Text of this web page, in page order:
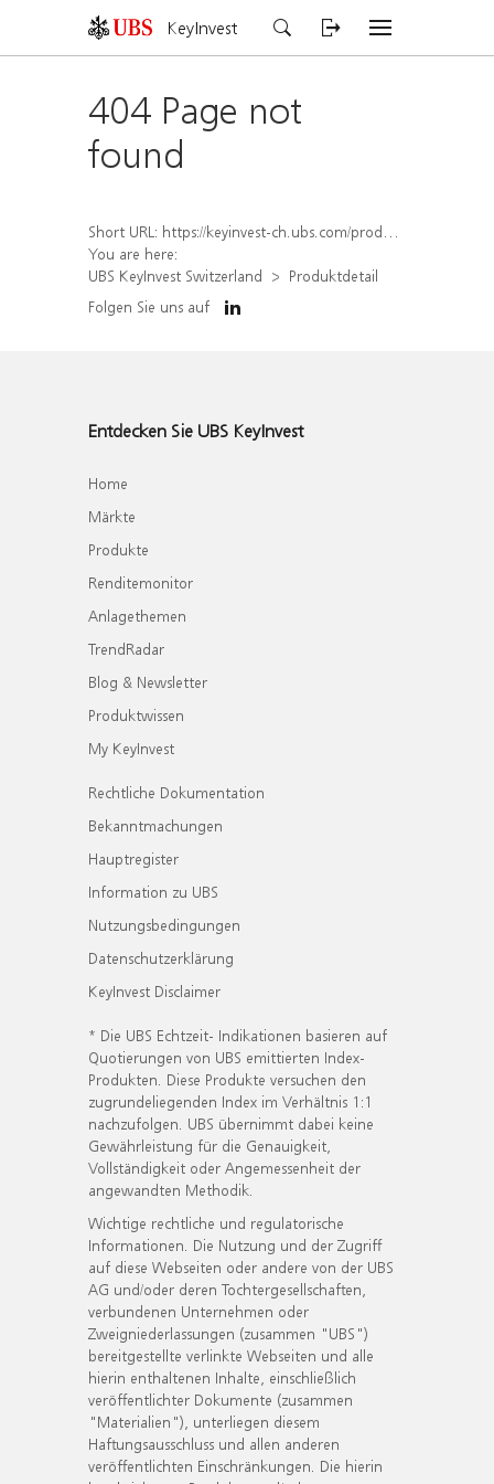
KeyInvest
404 Page not
found
Short URL: https://keyinvest-ch.ubs.com/produkt/detail/index/isin/CH1578795838
You are here:
UBS KeyInvest Switzerland
Produktdetail
Folgen Sie uns auf
Entdecken Sie UBS KeyInvest
Home
Märkte
Produkte
Renditemonitor
Anlagethemen
TrendRadar
Blog & Newsletter
Produktwissen
My KeyInvest
Rechtliche Dokumentation
Bekanntmachungen
Hauptregister
Information zu UBS
Nutzungsbedingungen
Datenschutzerklärung
KeyInvest Disclaimer
* Die UBS Echtzeit- Indikationen basieren auf
Quotierungen von UBS emittierten Index-
Produkten. Diese Produkte versuchen den
zugrundeliegenden Index im Verhältnis 1:1
nachzufolgen. UBS übernimmt dabei keine
Gewährleistung für die Genauigkeit,
Vollständigkeit oder Angemessenheit der
angewandten Methodik.
Wichtige rechtliche und regulatorische
Informationen. Die Nutzung und der Zugriff
auf diese Webseiten oder andere von der UBS
AG und/oder deren Tochtergesellschaften,
verbundenen Unternehmen oder
Zweigniederlassungen (zusammen "UBS")
bereitgestellte verlinkte Webseiten und alle
hierin enthaltenen Inhalte, einschließlich
veröffentlichter Dokumente (zusammen
"Materialien"), unterliegen diesem
Haftungsausschluss und allen anderen
veröffentlichten Einschränkungen. Die hierin